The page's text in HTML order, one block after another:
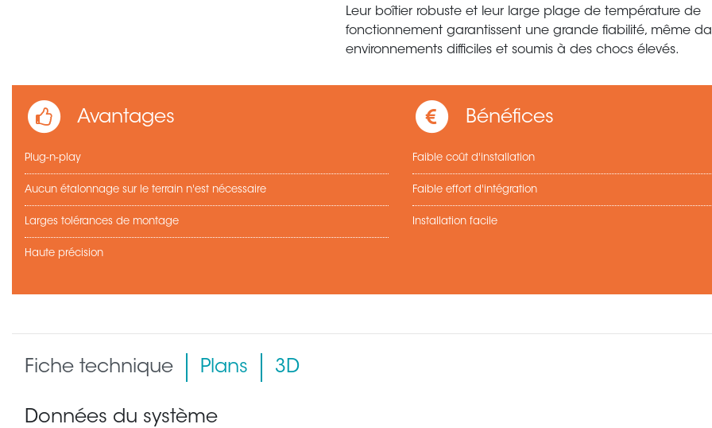
Leur boîtier robuste et leur large plage de température de
fonctionnement garantissent une grande fiabilité, même
environnements difficiles et soumis à des chocs élevés.
Avantages
Plug-n-play
Aucun étalonnage sur le terrain n'est nécessaire
Larges tolérances de montage
Haute précision
Bénéfices
Faible coût d'installation
Faible effort d'intégration
Installation facile
Fiche technique Plans 3D
Données du système